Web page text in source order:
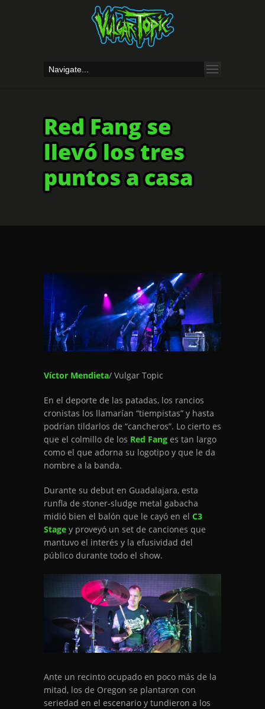
Red Fang se
llevó los tres
puntos a casa
Víctor Mendieta/ Vulgar Topic
En el deporte de las patadas, los rancios
cronistas los llamarían “tiempistas” y hasta
podrían tildarlos de “cancheros”. Lo cierto es
que el colmillo de los Red Fang es tan largo
como el que adorna su logotipo y que le da
nombre a la banda.
Durante su debut en Guadalajara, esta
runfla de stoner-sludge metal gabacha
midió bien el balón que le cayó en el C3
Stage y proveyó un set de canciones que
mantuvo el interés y la efusividad del
público durante todo el show.
Ante un recinto ocupado en poco más de la
mitad, los de Oregon se plantaron con
seriedad en el escenario y tundieron a los